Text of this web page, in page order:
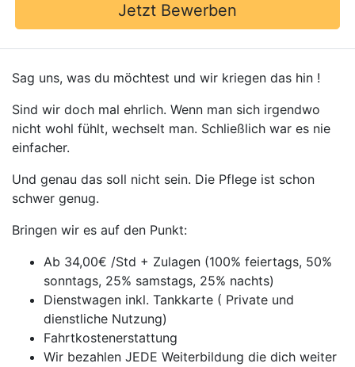
Jetzt Bewerben
Sag uns, was du möchtest und wir kriegen das hin !
Sind wir doch mal ehrlich. Wenn man sich irgendwo
nicht wohl fühlt, wechselt man. Schließlich war es nie
einfacher.
Und genau das soll nicht sein. Die Pflege ist schon
schwer genug.
Bringen wir es auf den Punkt:
Ab 34,00€ /Std + Zulagen (100% feiertags, 50%
sonntags, 25% samstags, 25% nachts)
Dienstwagen inkl. Tankkarte ( Private und
dienstliche Nutzung)
Fahrtkostenerstattung
Wir bezahlen JEDE Weiterbildung die dich weiter